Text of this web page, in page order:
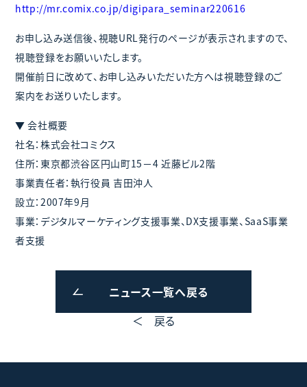
http://mr.comix.co.jp/digipara_seminar220616
お申し込み送信後、視聴URL発行のページが表示されますので、
視聴登録をお願いいたします。
開催前日に改めて、お申し込みいただいた方へは視聴登録のご
案内をお送りいたします。
▼ 会社概要
社名：株式会社コミクス
住所：東京都渋谷区円山町15－4 近藤ビル2階
事業責任者：執行役員 吉田沖人
設立：2007年9月
事業：デジタルマーケティング支援事業、DX支援事業、SaaS事業
者支援
ニュース一覧へ戻る
＜ 戻る